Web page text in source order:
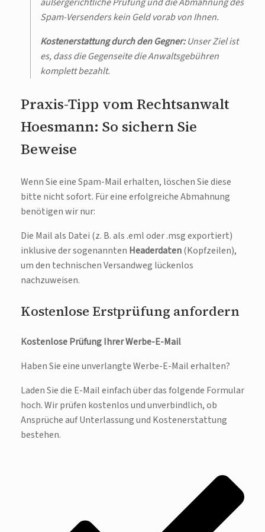
Spam-Versenders kein Geld vorab von Ihnen.
Kostenerstattung durch den Gegner:Unser Ziel ist
es, dass die Gegenseite die Anwaltsgebühren
komplett bezahlt.
Praxis-Tipp vom Rechtsanwalt
Hoesmann: So sichern Sie
Beweise
Wenn Sie eine Spam-Mail erhalten, löschen Sie diese
bitte nicht sofort. Für eine erfolgreiche Abmahnung
benötigen wir nur:
Die Mail als Datei (z. B. als .eml oder .msg exportiert)
inklusive der sogenannten Headerdaten(Kopfzeilen),
um den technischen Versandweg lückenlos
nachzuweisen.
Kostenlose Erstprüfung anfordern
Kostenlose Prüfung Ihrer Werbe-E-Mail
Haben Sie eine unverlangte Werbe-E-Mail erhalten?
Laden Sie die E-Mail einfach über das folgende Formular
hoch. Wir prüfen kostenlos und unverbindlich, ob
Ansprüche auf Unterlassung und Kostenerstattung
bestehen.